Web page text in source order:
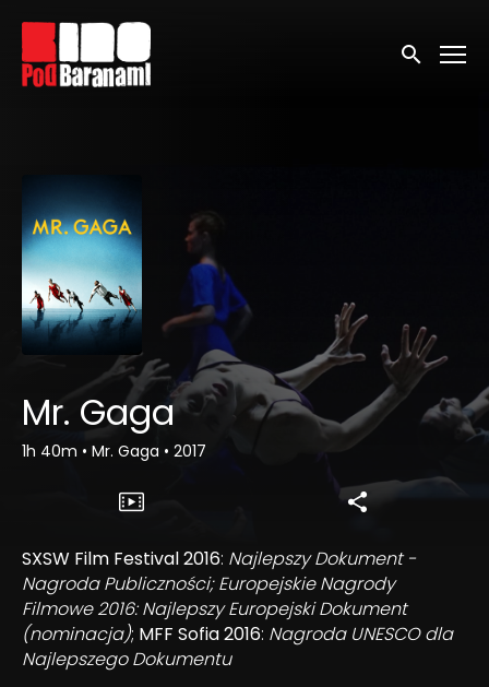
Linki ułatwień dostępu
Wyszukaj
Mr. Gaga
1h 40m • Mr. Gaga • 2017
SXSW Film Festival 2016: Najlepszy Dokument -
Nagroda Publiczności; Europejskie Nagrody
Filmowe 2016: Najlepszy Europejski Dokument
(nominacja); MFF Sofia 2016: Nagroda UNESCO dla
Najlepszego Dokumentu